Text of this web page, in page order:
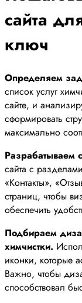
сайта
ключ
Определяем
список услуг
сайте, и
сформировать
максимально
Разрабатываем
сайта с
«Контакты»,
страниц, чтобы
обеспечить
Подбираем
химчистки.
иконки, которые
Важно, чтобы
способствовал